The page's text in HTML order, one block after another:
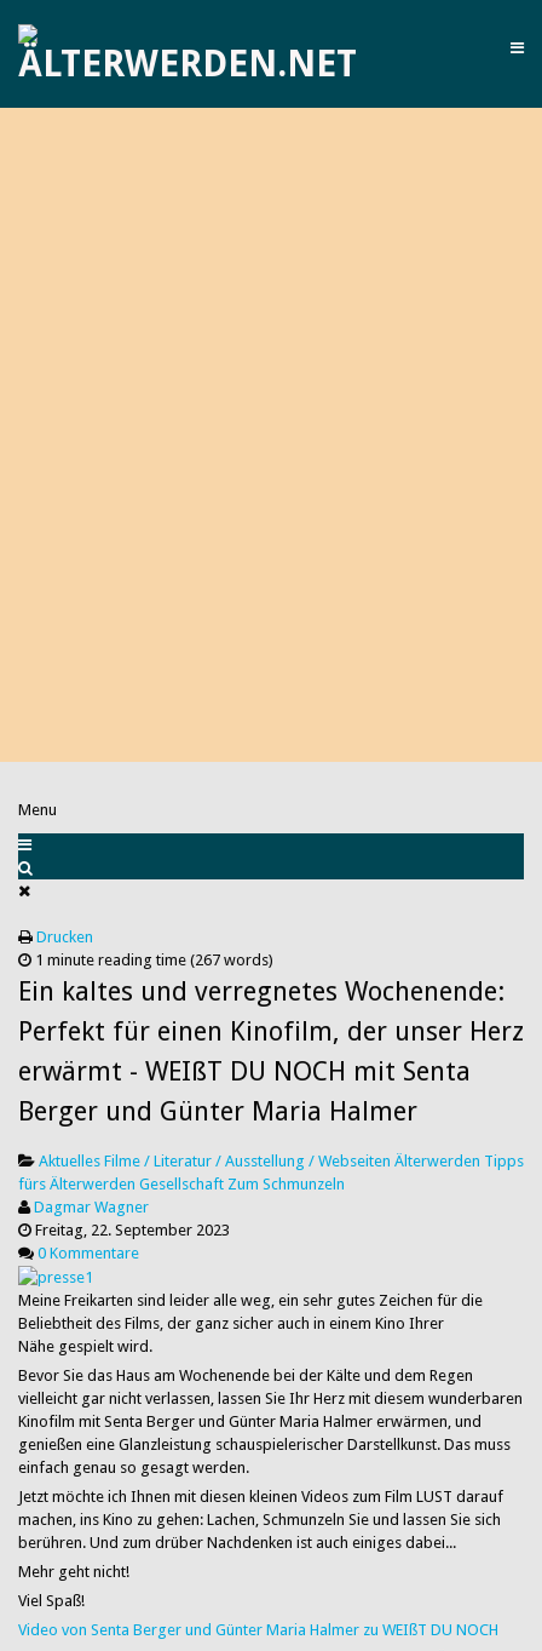
Menu
Drucken
1 minute reading time (267 words)
Ein kaltes und verregnetes Wochenende:
Perfekt für einen Kinofilm, der unser Herz
erwärmt - WEIßT DU NOCH mit Senta
Berger und Günter Maria Halmer
Aktuelles Filme / Literatur / Ausstellung / Webseiten Älterwerden Tipps
fürs Älterwerden Gesellschaft Zum Schmunzeln
Dagmar Wagner
Freitag, 22. September 2023
0 Kommentare
Meine Freikarten sind leider alle weg, ein sehr gutes Zeichen für die
Beliebtheit des Films, der ganz sicher auch in einem Kino Ihrer
Nähe gespielt wird.
Bevor Sie das Haus am Wochenende bei der Kälte und dem Regen
vielleicht gar nicht verlassen, lassen Sie Ihr Herz mit diesem wunderbaren
Kinofilm mit Senta Berger und Günter Maria Halmer erwärmen, und
genießen eine Glanzleistung schauspielerischer Darstellkunst. Das muss
einfach genau so gesagt werden.
Jetzt möchte ich Ihnen mit diesen kleinen Videos zum Film LUST darauf
machen, ins Kino zu gehen: Lachen, Schmunzeln Sie und lassen Sie sich
berühren. Und zum drüber Nachdenken ist auch einiges dabei...
Mehr geht nicht!
Viel Spaß!
Video von Senta Berger und Günter Maria Halmer zu WEIßT DU NOCH